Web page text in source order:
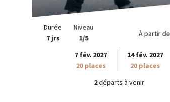
Durée
7 jrs
Niveau
1/5
À partir de
7 fév. 2027
20 places
14 fév. 2027
20 places
2départs à venir